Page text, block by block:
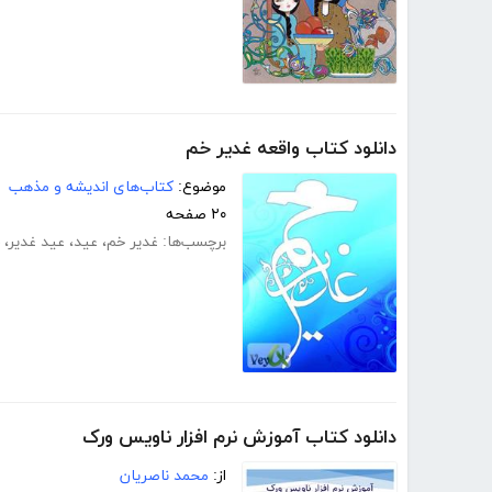
دانلود کتاب واقعه غدیر خم
موضوع: کتاب‌های اندیشه و مذهب
۲۰ صفحه
برچسب‌ها: غدیر خم، عید، عید غدیر،
دانلود کتاب آموزش نرم افزار ناویس ورک
از: محمد ناصریان